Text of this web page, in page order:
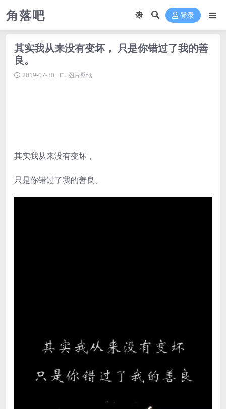
角落吧 登录
其实我从来没有变坏， 只是你错过了我的善
良。
2019-07-30 图片壁纸
其实我从来没有变坏，
只是你错过了我的善良。